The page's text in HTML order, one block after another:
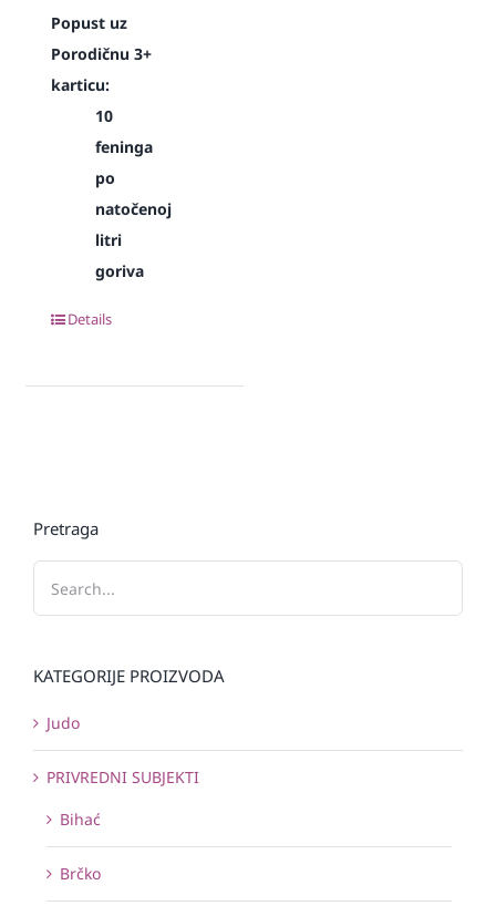
Popust uz
Porodičnu 3+
karticu:
10
feninga
po
natočenoj
litri
goriva
Details
Pretraga
KATEGORIJE PROIZVODA
Judo
PRIVREDNI SUBJEKTI
Bihać
Brčko